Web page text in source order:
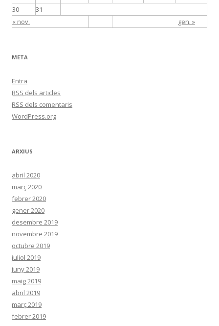
« nov. gen. »
30
31
META
Entra
RSS dels articles
RSS dels comentaris
WordPress.org
ARXIUS
abril 2020
març 2020
febrer 2020
gener 2020
desembre 2019
novembre 2019
octubre 2019
juliol 2019
juny 2019
maig 2019
abril 2019
març 2019
febrer 2019